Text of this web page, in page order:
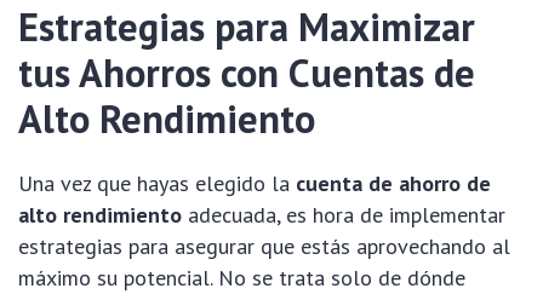
Estrategias para Maximizar
tus Ahorros con Cuentas de
Alto Rendimiento
Una vez que hayas elegido la cuenta de ahorro de
alto rendimiento adecuada, es hora de implementar
estrategias para asegurar que estás aprovechando al
máximo su potencial. No se trata solo de dónde